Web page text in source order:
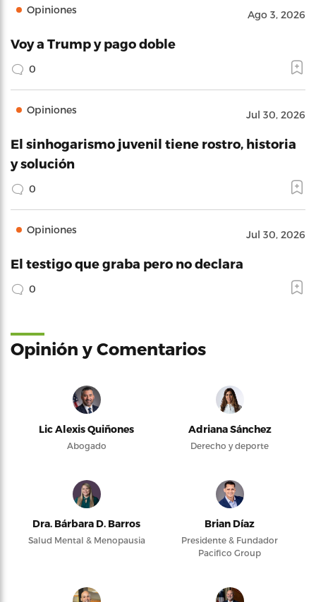
Opiniones Ago 3, 2026
Voy a Trump y pago doble
0
Opiniones Jul 30, 2026
El sinhogarismo juvenil tiene rostro, historia
y solución
0
Opiniones Jul 30, 2026
El testigo que graba pero no declara
0
Opinión y Comentarios
Lic Alexis Quiñones
Abogado
Adriana Sánchez
Derecho y deporte
Dra. Bárbara D. Barros
Salud Mental & Menopausia
Brian Díaz
Presidente & Fundador
Pacifico Group